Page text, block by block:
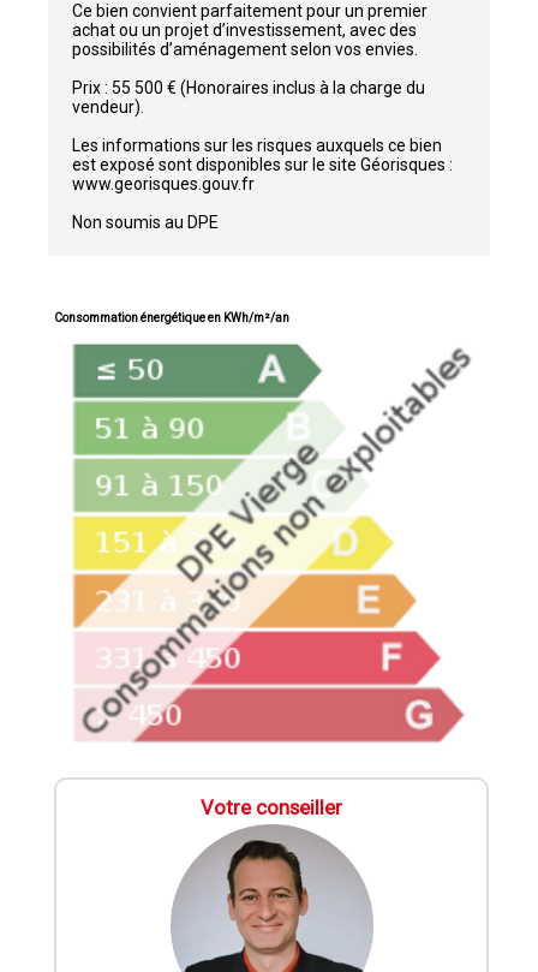
Ce bien convient parfaitement pour un premier
achat ou un projet d’investissement, avec des
possibilités d’aménagement selon vos envies.
Prix : 55 500 € (Honoraires inclus à la charge du
vendeur).
Les informations sur les risques auxquels ce bien
est exposé sont disponibles sur le site Géorisques :
www.georisques.gouv.fr
Non soumis au DPE
Consommation énergétique en KWh/m²/an
Votre conseiller